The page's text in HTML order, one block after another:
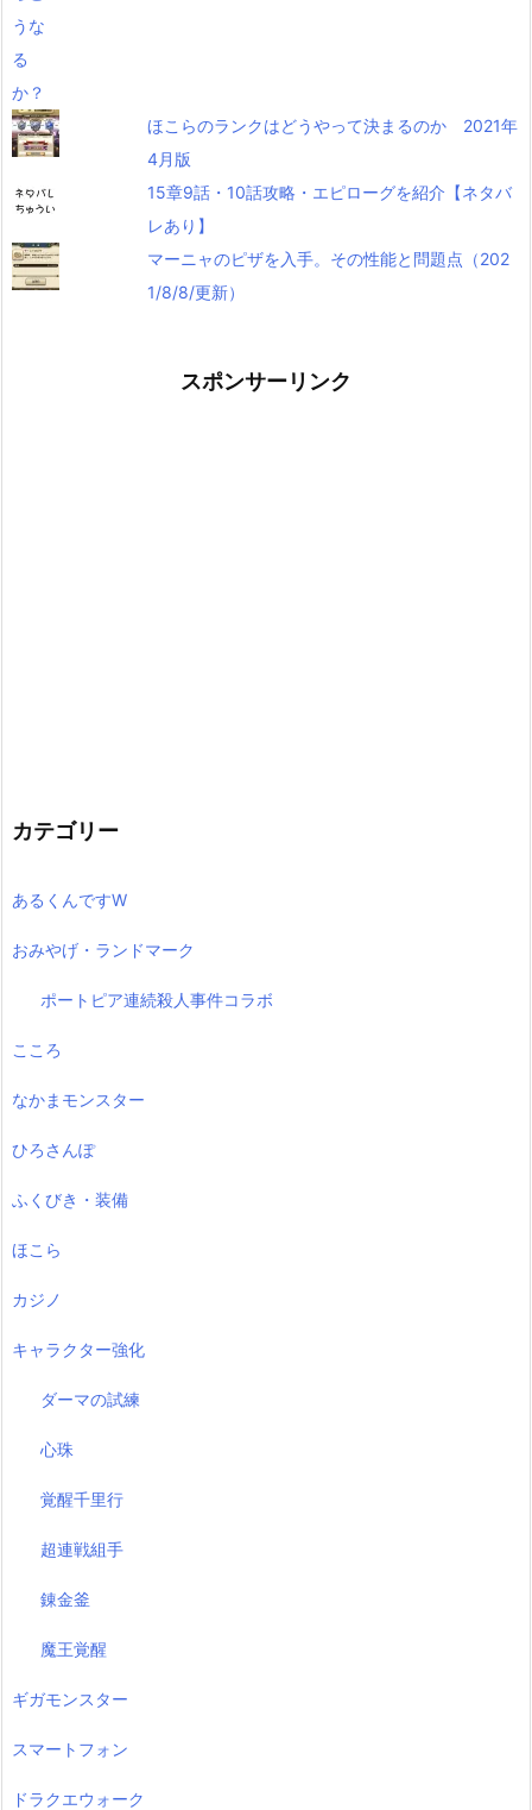
ほこらのランクはどうやって決まるのか 2021年
4月版
15章9話・10話攻略・エピローグを紹介【ネタバ
レあり】
マーニャのピザを入手。その性能と問題点（202
1/8/8/更新）
スポンサーリンク
カテゴリー
あるくんですW
おみやげ・ランドマーク
ポートピア連続殺人事件コラボ
こころ
なかまモンスター
ひろさんぽ
ふくびき・装備
ほこら
カジノ
キャラクター強化
ダーマの試練
心珠
覚醒千里行
超連戦組手
錬金釜
魔王覚醒
ギガモンスター
スマートフォン
ドラクエウォーク